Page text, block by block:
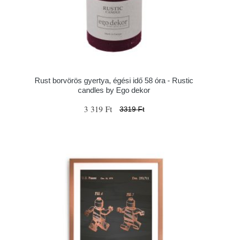
Rust borvörös gyertya, égési idő 58 óra - Rustic
candles by Ego dekor
3 319 Ft 3319 Ft